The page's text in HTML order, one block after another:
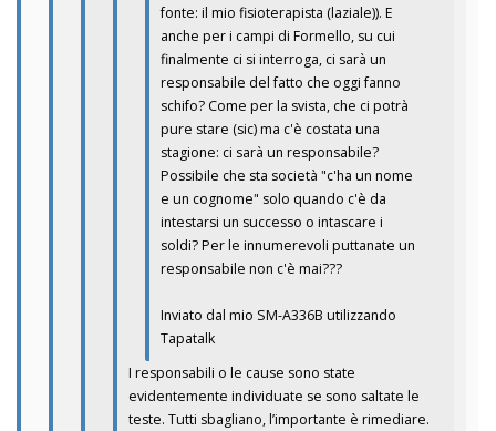
fonte: il mio fisioterapista (laziale)). E
anche per i campi di Formello, su cui
finalmente ci si interroga, ci sarà un
responsabile del fatto che oggi fanno
schifo? Come per la svista, che ci potrà
pure stare (sic) ma c'è costata una
stagione: ci sarà un responsabile?
Possibile che sta società "c'ha un nome
e un cognome" solo quando c'è da
intestarsi un successo o intascare i
soldi? Per le innumerevoli puttanate un
responsabile non c'è mai???
Inviato dal mio SM-A336B utilizzando
Tapatalk
I responsabili o le cause sono state
evidentemente individuate se sono saltate le
teste. Tutti sbagliano, l’importante è rimediare.